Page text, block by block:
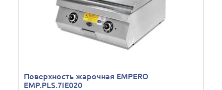
Поверхность жарочная EMPERO
EMP.PLS.7IE020